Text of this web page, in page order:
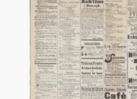
Arbetaren (Stockholm : 1922)
träffar
träffar
träffar
Hvar 8 dag
träffar
Reformatorn
träffar
Signalen (Göteborg : 1900)
träffar
Nya Wermlandstidningen